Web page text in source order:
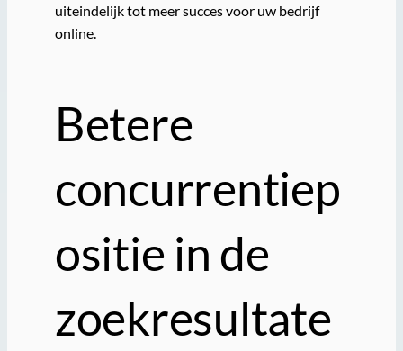
uiteindelijk tot meer succes voor uw bedrijf
online.
Betere
concurrentiep
ositie in de
zoekresultate